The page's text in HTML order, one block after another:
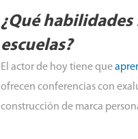
¿Qué
escuelas?
El actor de hoy tiene que
ofrecen conferencias con
construcción de marca